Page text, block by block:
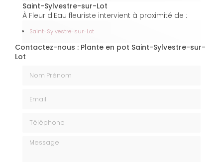
Saint-Sylvestre-sur-Lot
À Fleur d'Eau fleuriste intervient à proximité de :
Saint-Sylvestre-sur-Lot
Contactez-nous : Plante en pot Saint-Sylvestre-sur-
Lot
Message